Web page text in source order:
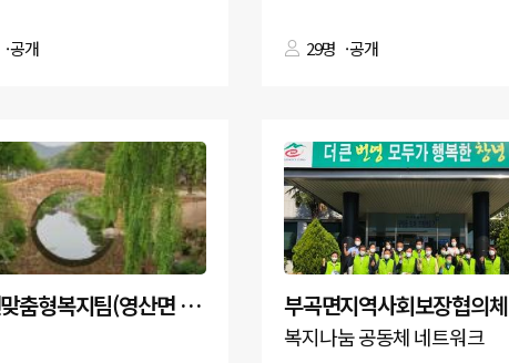
공개 29명 공개
영산면맞춤형복지팀(영산면 지역사회보장협의체) 부곡면지역사회보장협의체
복지나눔 공동체 네트워크